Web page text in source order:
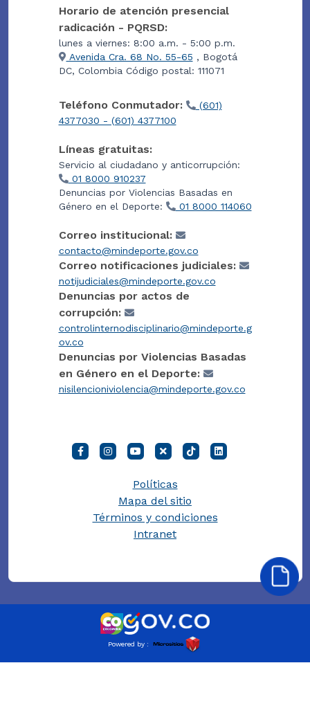
Horario de atención presencial
radicación - PQRSD:
lunes a viernes: 8:00 a.m. - 5:00 p.m.
Avenida Cra. 68 No. 55-65 , Bogotá
DC, Colombia Código postal: 111071
Teléfono Conmutador:
(601)
4377030 - (601) 4377100
Líneas gratuitas:
Servicio al ciudadano y anticorrupción:
01 8000 910237
Denuncias por Violencias Basadas en
Género en el Deporte:
01 8000 114060
Correo institucional:
contacto@mindeporte.gov.co
Correo notificaciones judiciales:
notijudiciales@mindeporte.gov.co
Denuncias por actos de
corrupción:
controlinternodisciplinario@mindeporte.g
ov.co
Denuncias por Violencias Basadas
en Género en el Deporte:
nisilencioniviolencia@mindeporte.gov.co
Políticas
Mapa del sitio
Términos y condiciones
Intranet
Powered by :